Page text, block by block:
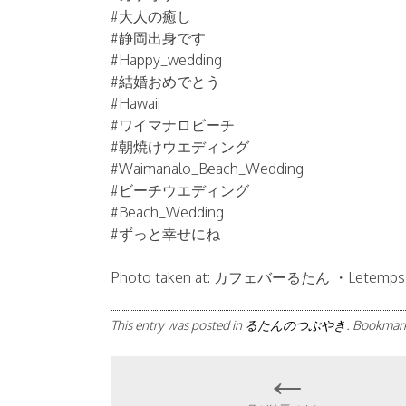
#大人の癒し
#静岡出身です
#Happy_wedding
#結婚おめでとう
#Hawaii
#ワイマナロビーチ
#朝焼けウエディング
#Waimanalo_Beach_Wedding
#ビーチウエディング
#Beach_Wedding
#ずっと幸せにね
Photo taken at: カフェバーるたん ・Letemps
This entry was posted in るたんのつぶやき.
←